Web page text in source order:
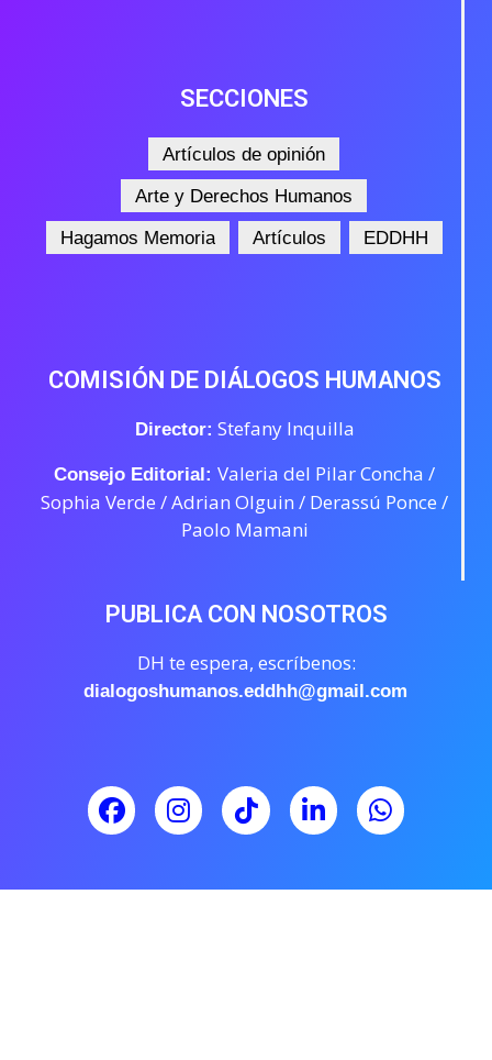
SECCIONES
Artículos de opinión
Arte y Derechos Humanos
Hagamos Memoria
Artículos EDDHH
COMISIÓN DE DIÁLOGOS HUMANOS
Director: Stefany Inquilla
Consejo Editorial: Valeria del Pilar Concha /
Sophia Verde /Adrian Olguin / Derassú Ponce /
Paolo Mamani
PUBLICA CON NOSOTROS
DH te espera, escríbenos:
dialogoshumanos.eddhh@gmail.com